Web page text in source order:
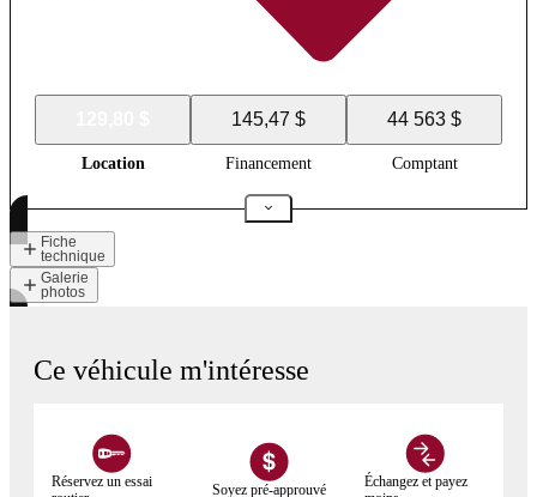
145,47 $ 44 563 $
Location Financement Comptant
Fiche
technique
Galerie
photos
Ce véhicule m'intéresse
Réservez un essai
Soyez pré-approuvé
Échangez et payez